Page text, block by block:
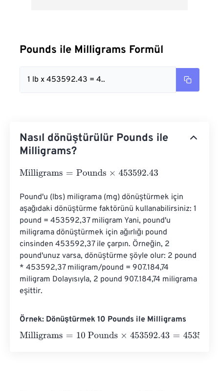
Pounds ile Milligrams Formül
1 lb x 453592.43 = 4..
Nasıl dönüştürülür Pounds ile
Milligrams?
Milligrams=Pounds×453592.43
Pound'u (lbs) miligrama (mg) dönüştürmek için
aşağıdaki dönüştürme faktörünü kullanabilirsiniz: 1
pound = 453592,37 miligram Yani, pound'u
miligrama dönüştürmek için ağırlığı pound
cinsinden 453592,37 ile çarpın. Örneğin, 2
pound'unuz varsa, dönüştürme şöyle olur: 2 pound
* 453592,37 miligram/pound = 907.184,74
miligram Dolayısıyla, 2 pound 907.184,74 miligrama
eşittir.
Örnek: Dönüştürmek 10 Pounds ile Milligrams
Milligrams=10 Pounds×453592.43=4535924.3